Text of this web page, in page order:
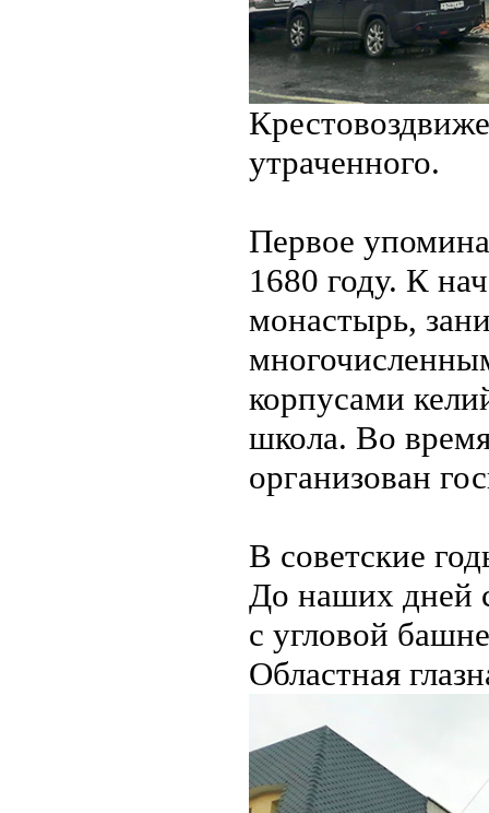
утраченного.
Первое
1680 году. К
монастырь,
корпусами
школа. Во
организован
В советские
До наших дней
с угловой
Областная